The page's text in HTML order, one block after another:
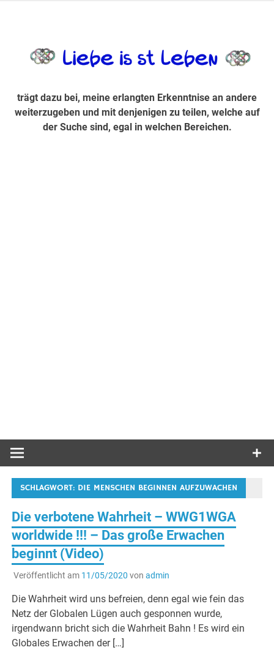
Suche sind, egal in welchen Bereichen.
trägt dazu bei, meine erlangten Erkenntnise an andere
weiterzugeben und mit denjenigen zu teilen, welche auf
der Suche sind, egal in welchen Bereichen.
SCHLAGWORT: DIE MENSCHEN BEGINNEN AUFZUWACHEN
Die verbotene Wahrheit – WWG1WGA
worldwide !!! – Das große Erwachen
beginnt (Video)
Veröffentlicht am 11/05/2020 von admin
Die Wahrheit wird uns befreien, denn egal wie fein das
Netz der Globalen Lügen auch gesponnen wurde,
irgendwann bricht sich die Wahrheit Bahn ! Es wird ein
Globales Erwachen der […]